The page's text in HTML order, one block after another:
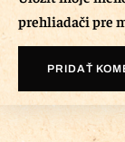
prehliadači pre